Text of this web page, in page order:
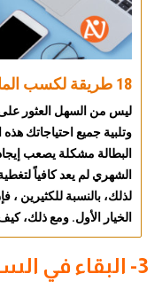
18 طريقة لكسب المال بسهولة إلى جانب وظيفتك
ليس من السهل العثور
وتلبية جميع احتياجاتك هذه
البطالة مشكلة يصعب
الشهري لم يعد كافياً
لذلك، بالنسبة للكثيرين
الخيار الأول. ومع ذلك،
3- البقاء في السوق